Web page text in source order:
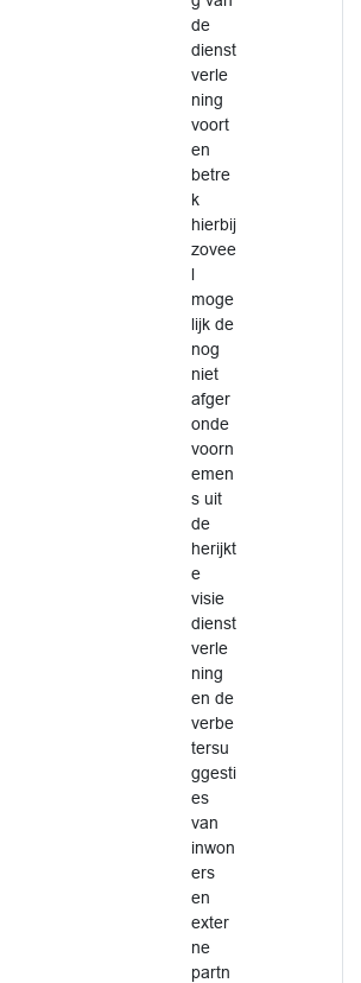
de
dienst
verle
ning
voort
en
betre
k
hierbij
zovee
l
moge
lijk de
nog
niet
afger
onde
voorn
emen
s uit
de
herijkt
e
visie
dienst
verle
ning
en de
verbe
tersu
ggesti
es
van
inwon
ers
en
exter
ne
partn